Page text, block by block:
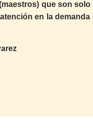
que son
en la